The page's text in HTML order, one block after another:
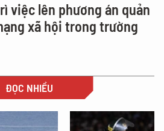
việc lên phương án quản
xã hội trong trường
ĐỌC NHIỀU